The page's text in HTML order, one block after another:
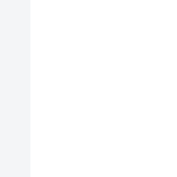
ツイ